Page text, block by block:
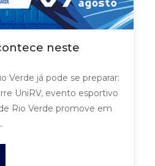
neste
Verde já pode se preparar:
UniRV, evento esportivo
Rio Verde promove em